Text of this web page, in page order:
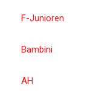
F-Junioren
Bambini
AH